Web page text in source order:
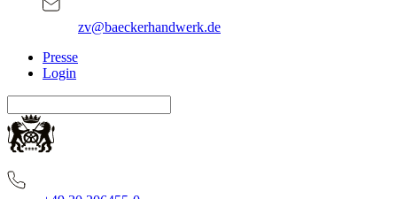
zv@baeckerhandwerk.de
Presse
Login